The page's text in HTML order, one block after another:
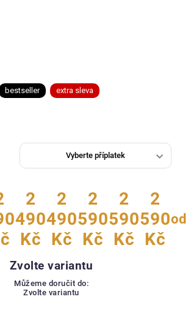
bestseller extra sleva
2
490
Kč
2
490
Kč
2
590
Kč
2
590
Kč
2
590
Kč
od
Zvolte variantu
Můžeme doručit do:
Zvolte variantu